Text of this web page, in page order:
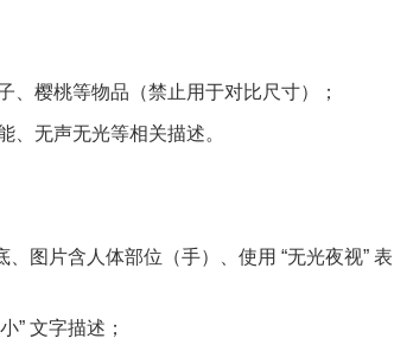
樱桃等物品（禁止用于对比尺寸）；
、无声无光等相关描述。
图片含人体部位（手）、使用 “无光夜视” 表
” 文字描述；